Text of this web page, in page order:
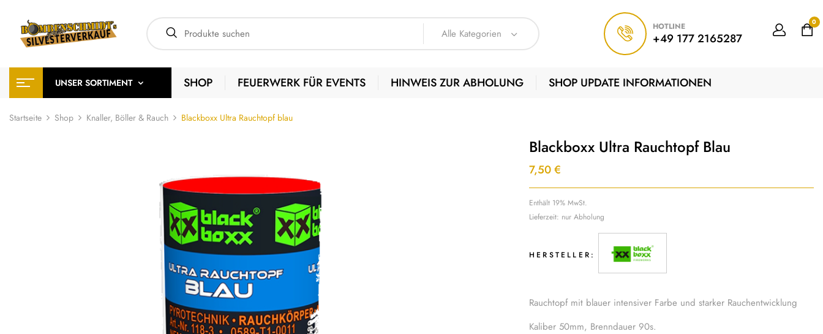
Alle Kategorien
HOTLINE
+49 177 2165287
0
UNSER SORTIMENT SHOP FEUERWERK FÜR EVENTS HINWEIS ZUR ABHOLUNG SHOP UPDATE INFORMATIONEN
Startseite Shop Knaller, Böller & Rauch Blackboxx Ultra Rauchtopf blau
Blackboxx Ultra Rauchtopf Blau
7,50€
Enthält 19% MwSt.
Lieferzeit: nur Abholung
HERSTELLER:
Rauchtopf mit blauer intensiver Farbe und starker Rauchentwicklung
Kaliber 50mm, Brenndauer 90s.